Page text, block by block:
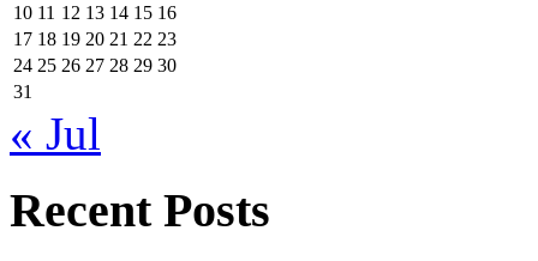
10 11 12 13 14 15 16
17 18 19 20 21 22 23
24 25 26 27 28 29 30
31
« Jul
Recent Posts